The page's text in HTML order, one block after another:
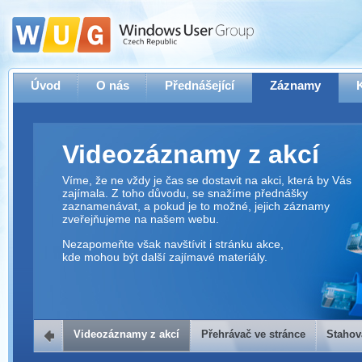
Úvod O nás Přednášející Záznamy
Videozáznamy z akcí
Víme, že ne vždy je čas se dostavit na akci, která by Vás
zajímala. Z toho důvodu, se snažíme přednášky
zaznamenávat, a pokud je to možné, jejich záznamy
zveřejňujeme na našem webu.
Nezapomeňte však navštívit i stránku akce,
kde mohou být další zajímavé materiály.
Přehrávač ve stránce
Videozáznamy z akcí Přehrávač ve stránce